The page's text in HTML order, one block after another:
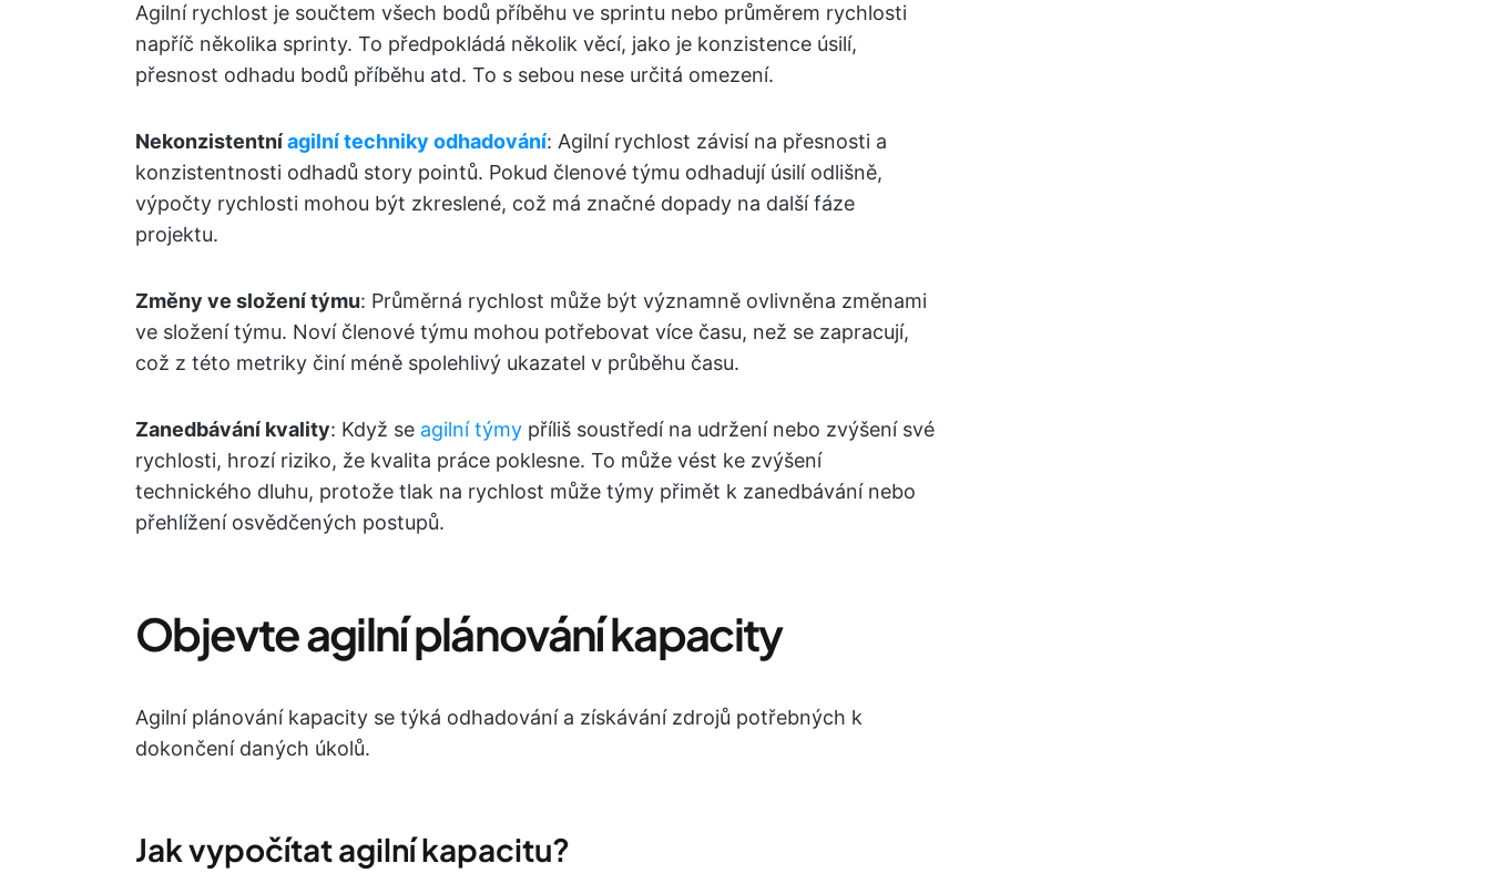
Agilní rychlost je součtem všech bodů příběhu ve sprintu nebo průměrem rychlosti
napříč několika sprinty. To předpokládá několik věcí, jako je konzistence úsilí,
přesnost odhadu bodů příběhu atd. To s sebou nese určitá omezení.
Nekonzistentníagilní techniky odhadování: Agilní rychlost závisí na přesnosti a
konzistentnosti odhadů story pointů. Pokud členové týmu odhadují úsilí odlišně,
výpočty rychlosti mohou být zkreslené, což má značné dopady na další fáze
projektu.
Změny ve složení týmu: Průměrná rychlost může být významně ovlivněna změnami
ve složení týmu. Noví členové týmu mohou potřebovat více času, než se zapracují,
což z této metriky činí méně spolehlivý ukazatel v průběhu času.
Zanedbávání kvality: Když se agilní týmy příliš soustředí na udržení nebo zvýšení své
rychlosti, hrozí riziko, že kvalita práce poklesne. To může vést ke zvýšení
technického dluhu, protože tlak na rychlost může týmy přimět k zanedbávání nebo
přehlížení osvědčených postupů.
Objevte agilní plánování kapacity
Agilní plánování kapacity se týká odhadování a získávání zdrojů potřebných k
dokončení daných úkolů.
Jak vypočítat agilní kapacitu?